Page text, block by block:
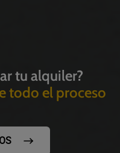
tu alquiler?
todo el proceso